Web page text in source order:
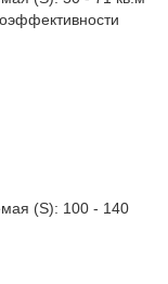
(S): 100 - 140